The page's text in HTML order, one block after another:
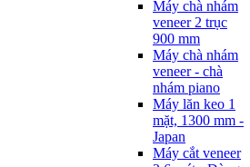
Máy chà nhám
veneer 2 trục
900 mm
Máy chà nhám
veneer - chà
nhám piano
Máy lăn keo 1
mặt, 1300 mm -
Japan
Máy cắt veneer